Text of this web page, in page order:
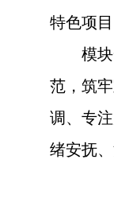
特色项
模
范，筑
调、专
绪安抚